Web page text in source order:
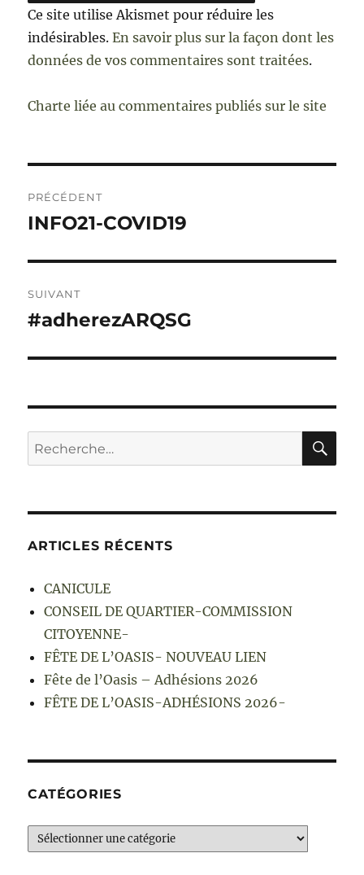
Ce site utilise Akismet pour réduire les
indésirables.En savoir plus sur la façon dont les
données de vos commentaires sont traitées.
Charte liée au commentaires publiés sur le site
de
PRÉCÉDENT
Publication
INFO21-COVID19
SUIVANT
Publication
#adherezARQSG
Recherche
pour :
ARTICLES RÉCENTS
CANICULE
CONSEIL DE QUARTIER-COMMISSION
CITOYENNE-
FÊTE DE L’OASIS- NOUVEAU LIEN
Fête de l’Oasis – Adhésions 2026
FÊTE DE L’OASIS-ADHÉSIONS 2026-
CATÉGORIES
Catégories